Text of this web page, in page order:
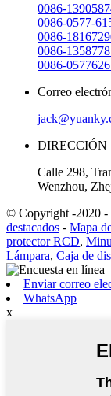
0086-
0086-0577-
0086-
0086-
0086-
Correo
DIRECCIÓN
Calle 298,
Wenzhou,
© Copyright -2020 -
destacados - Mapa
protector RCD,
Lámpara, Caja de
Enviar correo
WhatsApp
x